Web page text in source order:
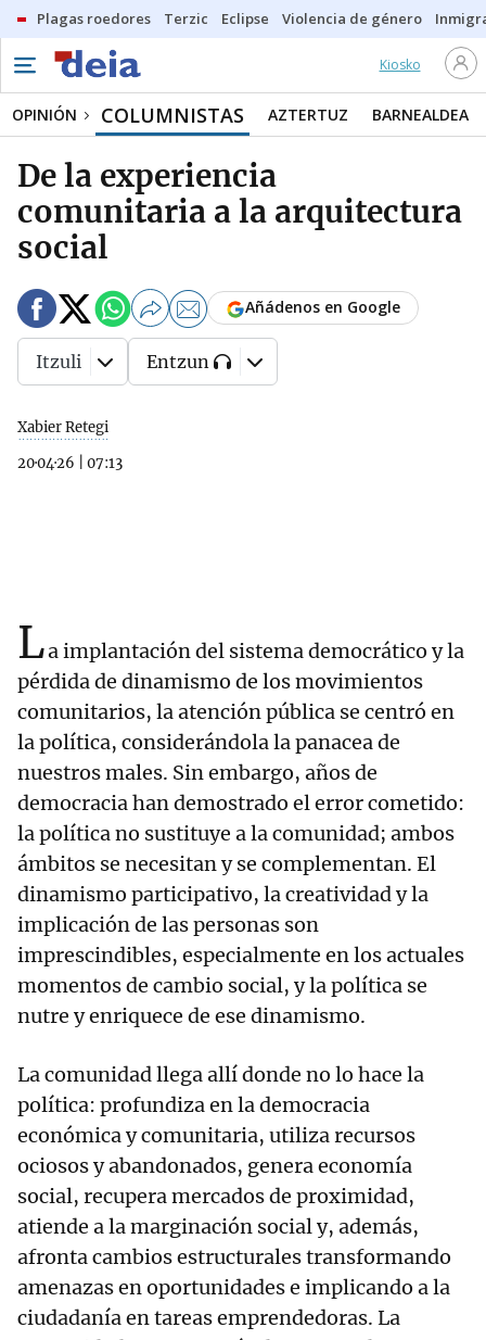
Plagas roedores Terzic Eclipse Violencia de género
Kiosko
OPINIÓN COLUMNISTAS AZTERTUZ BARNEALDEA
De la experiencia
comunitaria a la arquitectura
social
Xabier Retegi
20·04·26
07:13
Añádenos en Google
Itzuli Entzun
La implantación del sistema democrático y la
pérdida de dinamismo de los movimientos
comunitarios, la atención pública se centró en
la política, considerándola la panacea de
nuestros males. Sin embargo, años de
democracia han demostrado el error cometido:
la política no sustituye a la comunidad; ambos
ámbitos se necesitan y se complementan. El
dinamismo participativo, la creatividad y la
implicación de las personas son
imprescindibles, especialmente en los actuales
momentos de cambio social, y la política se
nutre y enriquece de ese dinamismo.
La comunidad llega allí donde no lo hace la
política: profundiza en la democracia
económica y comunitaria, utiliza recursos
ociosos y abandonados, genera economía
social, recupera mercados de proximidad,
atiende a la marginación social y, además,
afronta cambios estructurales transformando
amenazas en oportunidades e implicando a la
ciudadanía en tareas emprendedoras. La